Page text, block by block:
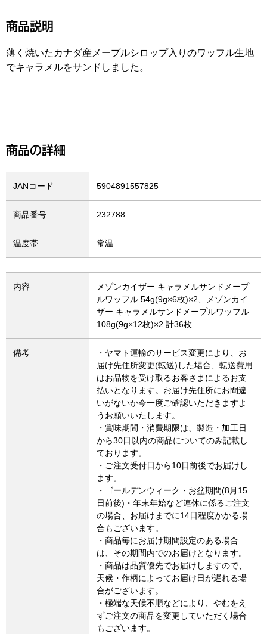
商品説明
薄く焼いたカナダ産メープルシロップ入りのワッフル生地
でキャラメルをサンドしました。
商品の詳細
JANコード 5904891557825
商品番号 232788
温度帯 常温
内容
メゾンカイザー キャラメルサンドメープ
ルワッフル 54g(9g×6枚)×2、メゾンカイ
ザー キャラメルサンドメープルワッフル
108g(9g×12枚)×2 計36枚
備考
・ヤマト運輸のサービス変更により、お
届け先住所変更(転送)した場合、転送費用
はお品物を受け取るお客さまによるお支
払いとなります。お届け先住所にお間違
いがないか今一度ご確認いただきますよ
うお願いいたします。
・賞味期間・消費期限は、製造・加工日
から30日以内の商品についてのみ記載し
ております。
・ご注文受付日から10日前後でお届けし
ます。
・ゴールデンウィーク・お盆期間(8月15
日前後)・年末年始など連休に係るご注文
の場合、お届けまでに14日程度かかる場
合もございます。
・商品毎にお届け期間設定のある場合
は、その期間内でのお届けとなります。
・商品は品質優先でお届けしますので、
天候・作柄によってお届け日が遅れる場
合がございます。
・極端な天候不順などにより、やむをえ
ずご注文の商品を変更していただく場合
もございます。